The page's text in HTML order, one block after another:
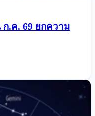
ก.ค. 69 ยกความ